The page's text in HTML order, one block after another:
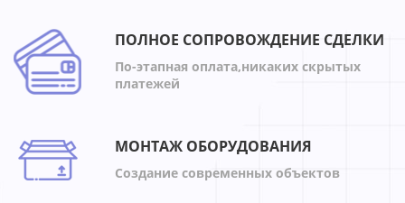
ПОЛНОЕ СОПРОВОЖДЕНИЕ СДЕЛКИ
По-этапная оплата,никаких скрытых
платежей
МОНТАЖ ОБОРУДОВАНИЯ
Создание современных объектов